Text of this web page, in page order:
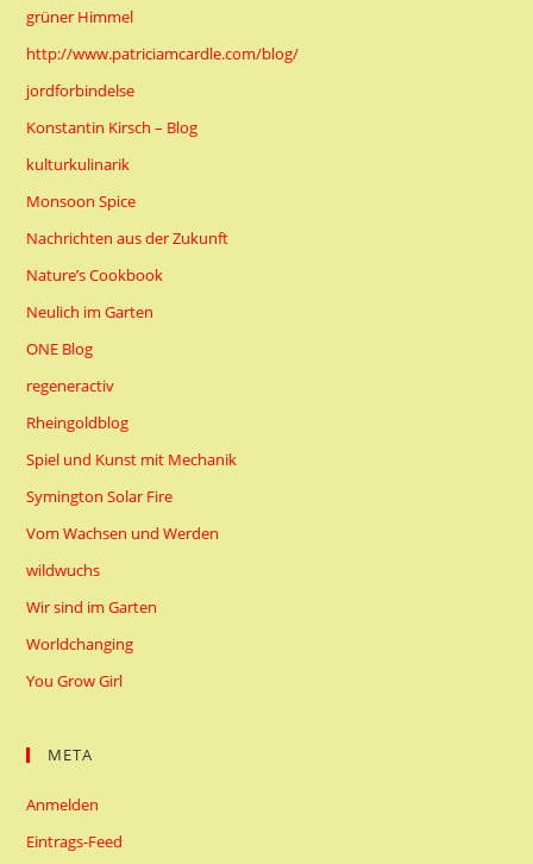
grüner Himmel
http://www.patriciamcardle.com/blog/
jordforbindelse
Konstantin Kirsch – Blog
kulturkulinarik
Monsoon Spice
Nachrichten aus der Zukunft
Nature’s Cookbook
Neulich im Garten
ONE Blog
regeneractiv
Rheingoldblog
Spiel und Kunst mit Mechanik
Symington Solar Fire
Vom Wachsen und Werden
wildwuchs
Wir sind im Garten
Worldchanging
You Grow Girl
META
Anmelden
Eintrags-Feed